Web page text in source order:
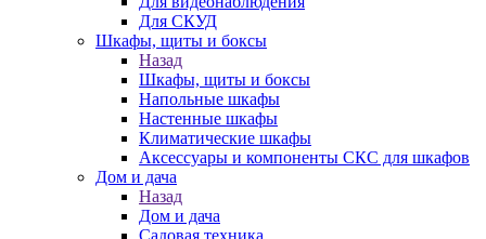
Для СКУД
Шкафы, щиты и боксы
Назад
Шкафы, щиты и боксы
Напольные шкафы
Настенные шкафы
Климатические шкафы
Аксессуары и компоненты СКС для шкафов
Дом и дача
Назад
Дом и дача
Садовая техника